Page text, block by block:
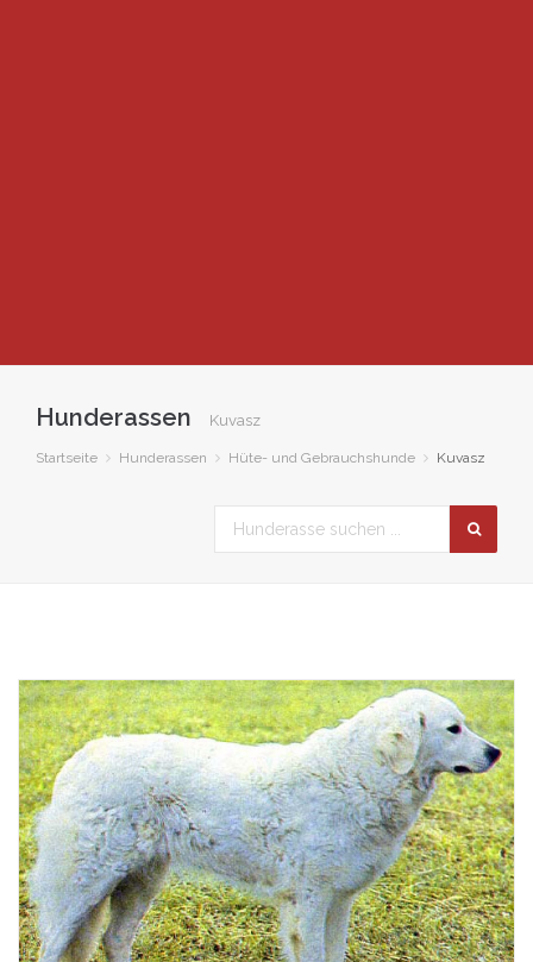
Hunderassen Kuvasz
Startseite Hunderassen Hüte- und Gebrauchshunde Kuvasz